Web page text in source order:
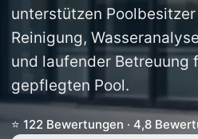
unterstützen
Reinigung,
und laufender Betreuung
gepflegten Pool.
⭐ 122 Bewertungen · 4,8